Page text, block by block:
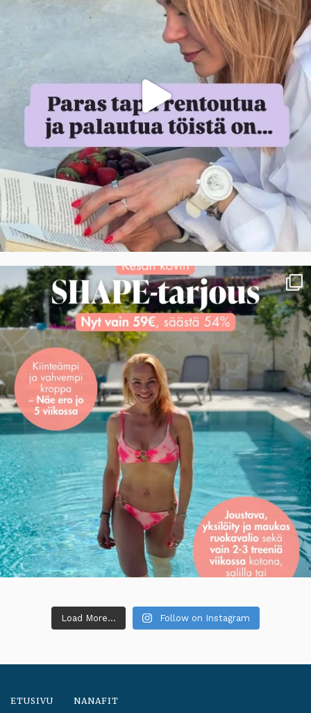
Load More... Follow on Instagram
ETUSIVU NANAFIT